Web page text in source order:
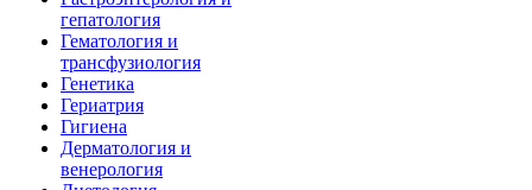
гепатология
Гематология и
трансфузиология
Генетика
Гериатрия
Гигиена
Дерматология и
венерология